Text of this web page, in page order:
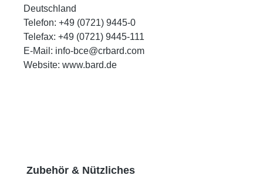
Deutschland
Telefon: +49 (0721) 9445-0
Telefax: +49 (0721) 9445-111
E-Mail: info-bce@crbard.com
Website: www.bard.de
Produktgalerie überspringen
Zubehör & Nützliches